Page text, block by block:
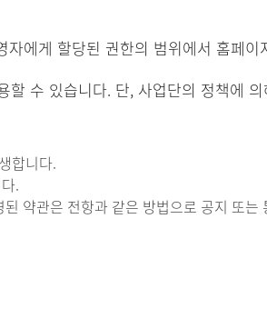
에게 할당된 권한의 범위에서 홈페
수 있습니다. 단, 사업단의 정책에
합니다.
.
약관은 전항과 같은 방법으로 공지 또